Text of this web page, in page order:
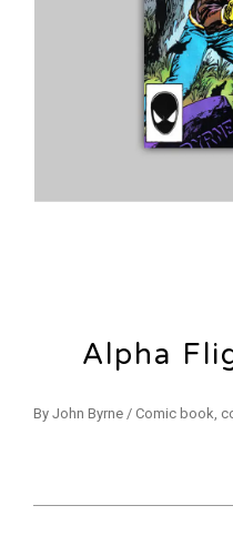
Alpha
By John Byrne / Comic book,